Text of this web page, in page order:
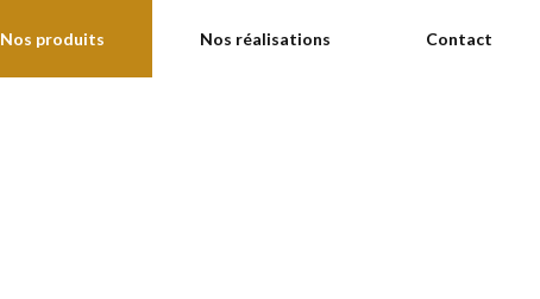
Nos produits Nos réalisations Contact